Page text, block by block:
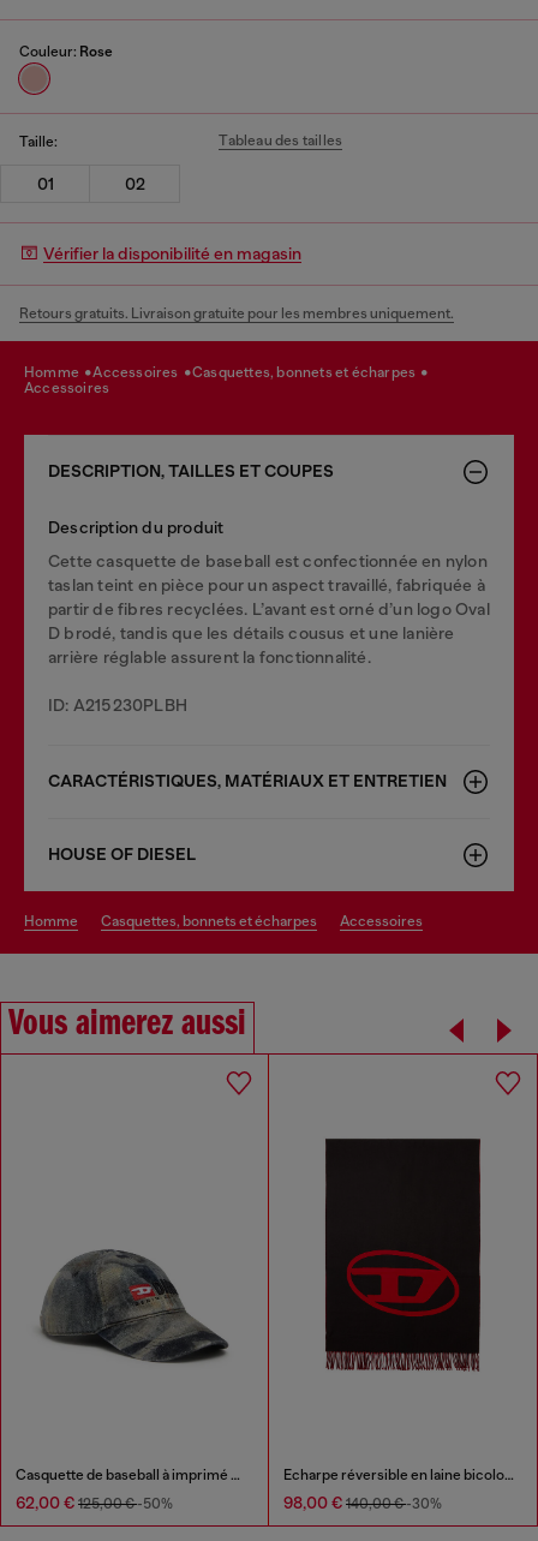
Couleur: Rose
Taille: Tableau des tailles
01 02
Vérifier la disponibilité en magasin
Retours gratuits. Livraison gratuite pour les membres uniquement.
homme accessoires
casquettes, bonnets et écharpes
accessoires
DESCRIPTION, TAILLES ET COUPES
Description du produit
Cette casquette de baseball est confectionnée en nylon
taslan teint en pièce pour un aspect travaillé, fabriquée à
partir de fibres recyclées. L’avant est orné d’un logo Oval
D brodé, tandis que les détails cousus et une lanière
arrière réglable assurent la fonctionnalité.
ID: A215230PLBH
CARACTÉRISTIQUES, MATÉRIAUX ET ENTRETIEN
HOUSE OF DIESEL
homme casquettes, bonnets et écharpes accessoires
Vous aimerez aussi
Casquette de baseball à imprimé camouflage intégral
62,00 € 125,00 €-50%
Écharpe réversible en laine bicolore
98,00 € 140,00 €-30%